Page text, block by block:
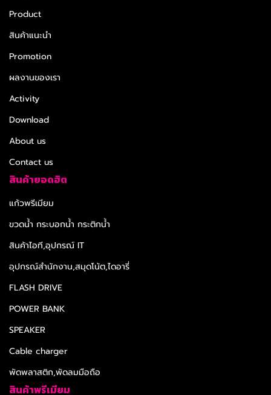
Product
สินค้าแนะนำ
Promotion
ผลงานของเรา
Activity
Download
About us
Contact us
สินค้ายอดฮิต
แก้วพรีเมียม
ขวดน้ำ กระบอกน้ำ กระติกน้ำ
สินค้าไอที,อุปกรณ์ IT
อุปกรณ์สำนักงาน,สมุดโน้ต,ไดอารี่
FLASH DRIVE
POWER BANK
SPEAKER
Cable charger
พัดพลาสติก,พัดลมมือถือ
สินค้าพรีเมียม